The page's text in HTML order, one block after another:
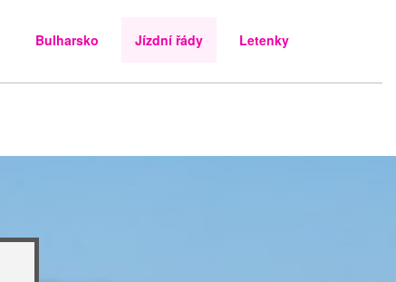
Bulharsko Jízdní řády Letenky